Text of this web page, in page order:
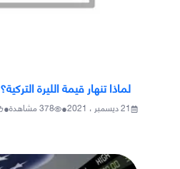
لماذا تنهار قيمة الليرة التركية؟
21 ديسمبر ، 2021 •
378مشاهدة•